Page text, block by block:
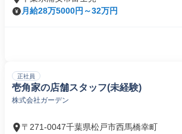
月給28万5000円～32万円
正社員
壱角家の店舗スタッフ(未経験)
株式会社ガーデン
〒271-0047千葉県松戸市西馬橋幸町